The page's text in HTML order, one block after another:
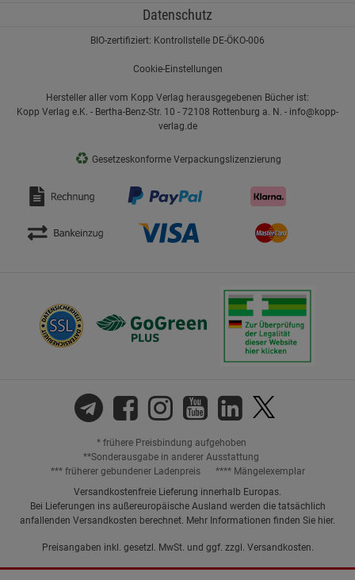
Datenschutz
BIO-zertifiziert: Kontrollstelle DE-ÖKO-006
Cookie-Einstellungen
Hersteller aller vom Kopp Verlag herausgegebenen Bücher ist:
Kopp Verlag e.K. - Bertha-Benz-Str. 10 - 72108 Rottenburg a. N. - info@kopp-
verlag.de
♻ Gesetzeskonforme Verpackungslizenzierung
* frühere Preisbindung aufgehoben
**Sonderausgabe in anderer Ausstattung
*** früherer gebundener Ladenpreis
**** Mängelexemplar
Versandkostenfreie Lieferung innerhalb Europas.
Bei Lieferungen ins außereuropäische Ausland werden die tatsächlich
anfallenden Versandkosten berechnet. Mehr Informationen finden Sie hier.
Preisangaben inkl. gesetzl. MwSt. und ggf. zzgl. Versandkosten.